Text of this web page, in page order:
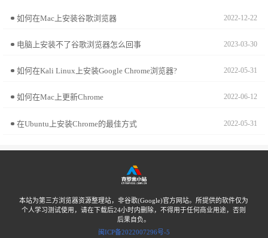
如何在Mac上安装谷歌浏览器 2022-12-22
电脑上安装不了谷歌浏览器怎么回事 2023-03-30
如何在Kali Linux上安装Google Chrome浏览器? 2022-05-31
如何在Mac上更新Chrome 2022-06-12
在Ubuntu上安装Chrome的最佳方式 2022-05-31
本站为第三方浏览器资源整理站，非谷歌(Google)官方网站。所提供的软件仅为
个人学习测试使用，请在下载后24小时内删除，不得用于任何商业用途，否则
后果自负。
闽ICP备2022007296号-5